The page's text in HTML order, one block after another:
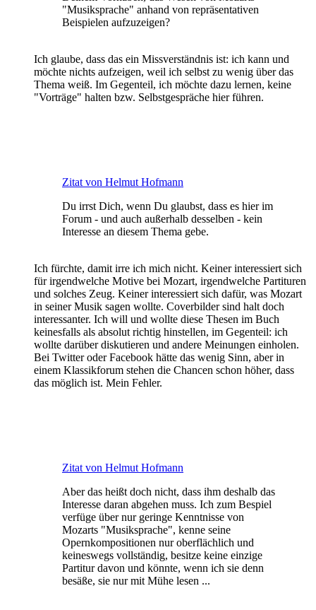
"Musiksprache" anhand von repräsentativen
Beispielen aufzuzeigen?
Ich glaube, dass das ein Missverständnis ist: ich kann und
möchte nichts aufzeigen, weil ich selbst zu wenig über das
Thema weiß. Im Gegenteil, ich möchte dazu lernen, keine
"Vorträge" halten bzw. Selbstgespräche hier führen.
Zitat von Helmut Hofmann
Du irrst Dich, wenn Du glaubst, dass es hier im
Forum - und auch außerhalb desselben - kein
Interesse an diesem Thema gebe.
Ich fürchte, damit irre ich mich nicht. Keiner interessiert sich
für irgendwelche Motive bei Mozart, irgendwelche Partituren
und solches Zeug. Keiner interessiert sich dafür, was Mozart
in seiner Musik sagen wollte. Coverbilder sind halt doch
interessanter. Ich will und wollte diese Thesen im Buch
keinesfalls als absolut richtig hinstellen, im Gegenteil: ich
wollte darüber diskutieren und andere Meinungen einholen.
Bei Twitter oder Facebook hätte das wenig Sinn, aber in
einem Klassikforum stehen die Chancen schon höher, dass
das möglich ist. Mein Fehler.
Zitat von Helmut Hofmann
Aber das heißt doch nicht, dass ihm deshalb das
Interesse daran abgehen muss. Ich zum Bespiel
verfüge über nur geringe Kenntnisse von
Mozarts "Musiksprache", kenne seine
Opernkompositionen nur oberflächlich und
keineswegs vollständig, besitze keine einzige
Partitur davon und könnte, wenn ich sie denn
besäße, sie nur mit Mühe lesen ...